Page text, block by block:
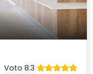
Voto 8.3